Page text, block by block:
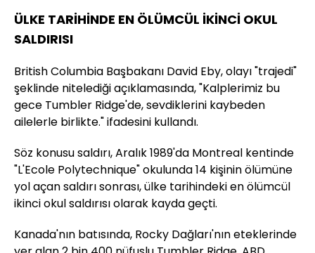
ÜLKE TARİHİNDE EN ÖLÜMCÜL İKİNCİ OKUL
SALDIRISI
British Columbia Başbakanı David Eby, olayı "trajedi"
şeklinde nitelediği açıklamasında, "Kalplerimiz bu
gece Tumbler Ridge'de, sevdiklerini kaybeden
ailelerle birlikte." ifadesini kullandı.
Söz konusu saldırı, Aralık 1989'da Montreal kentinde
"L'Ecole Polytechnique" okulunda 14 kişinin ölümüne
yol açan saldırı sonrası, ülke tarihindeki en ölümcül
ikinci okul saldırısı olarak kayda geçti.
Kanada'nın batısında, Rocky Dağları'nın eteklerinde